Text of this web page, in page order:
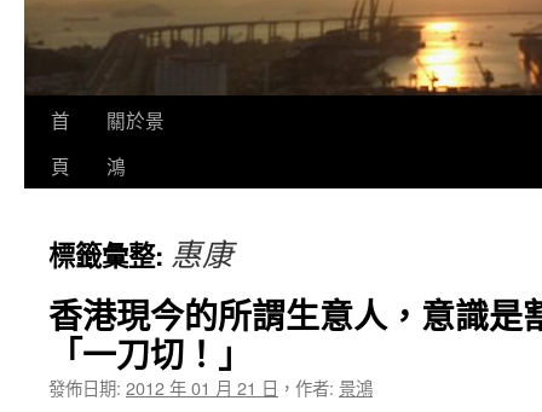
首
頁
關於景
鴻
標籤彙整: 惠康
香港現今的所謂生意人，意識
「一刀切！」
發佈日期: 2012 年 01 月 21 日 ， 作者: 景鴻
★我一生中走錯了